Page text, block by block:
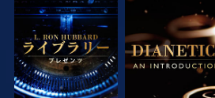
シリーズを探求 シリーズを探求